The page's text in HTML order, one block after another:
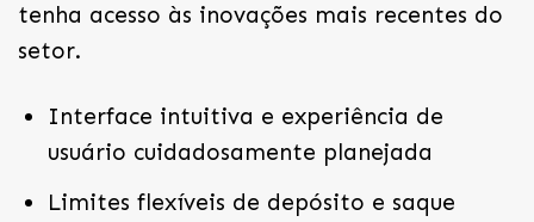
tenha acesso às inovações mais recentes do
setor.
Interface intuitiva e experiência de
usuário cuidadosamente planejada
Limites flexíveis de depósito e saque